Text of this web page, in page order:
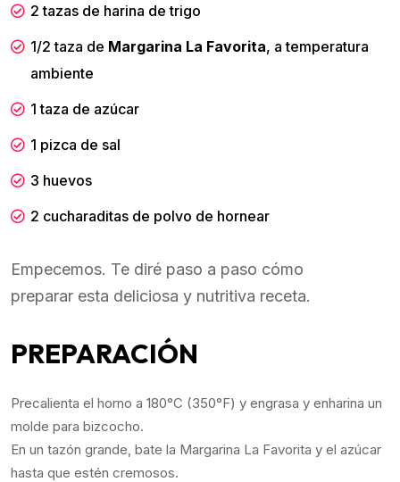
2 tazas de harina de trigo
1/2 taza de Margarina La Favorita, a temperatura
ambiente
1 taza de azúcar
1 pizca de sal
3 huevos
2 cucharaditas de polvo de hornear
Empecemos. Te diré paso a paso cómo
preparar esta deliciosa y nutritiva receta.
PREPARACIÓN
Precalienta el horno a 180°C (350°F) y engrasa y enharina un
molde para bizcocho.
En un tazón grande, bate la Margarina La Favorita y el azúcar
hasta que estén cremosos.